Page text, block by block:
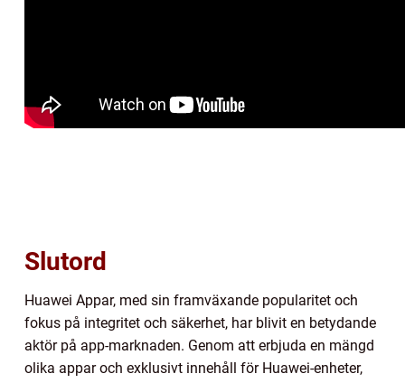
Slutord
Huawei Appar, med sin framväxande popularitet och
fokus på integritet och säkerhet, har blivit en betydande
aktör på app-marknaden. Genom att erbjuda en mängd
olika appar och exklusivt innehåll för Huawei-enheter,